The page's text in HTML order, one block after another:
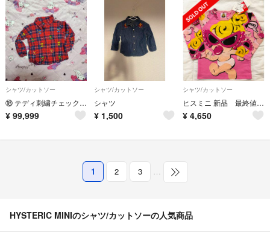
シャツ/カットソー
⑱ テディ刺繍チェックシャツ80 🖤🖤
¥ 99,999
シャツ/カットソー
シャツ
¥ 1,500
シャツ/カットソー
ヒスミニ 新品 最終値下げ 11月15日処分
¥ 4,650
1 2 3 …
HYSTERIC MINIのシャツ/カットソーの人気商品